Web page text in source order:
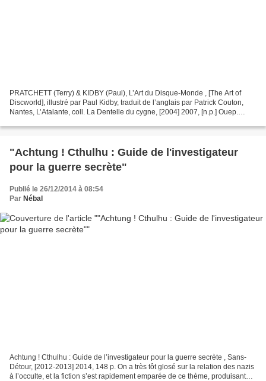
PRATCHETT (Terry) & KIDBY (Paul), L’Art du Disque-Monde , [The Art of
Discworld], illustré par Paul Kidby, traduit de l’anglais par Patrick Couton,
Nantes, L’Atalante, coll. La Dentelle du cygne, [2004] 2007, [n.p.] Ouep.
"Achtung ! Cthulhu : Guide de l'investigateur
pour la guerre secrète"
Publié le 26/12/2014 à 08:54
Par Nébal
Achtung ! Cthulhu : Guide de l’investigateur pour la guerre secrète , Sans-
Détour, [2012-2013] 2014, 148 p. On a très tôt glosé sur la relation des nazis
à l’occulte, et la fiction s’est rapidement emparée de ce thème, produisant